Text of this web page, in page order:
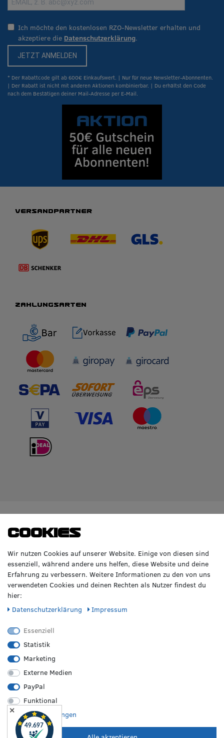
Ich möchte den kostenlosen RZO-Newsletter erhalten und
akzeptiere die Datenschutzerklärung.
JETZT ANMELDEN
* Der Rabattcode gilt ab 600€ Einkaufswert. | Nur für neue Newsletter-Abonnenten.
| Der Rabatt ist nicht mit anderen Aktionen kombinierbar. | Du erhältst den Code
nach dem Bestätigen deiner Mail-Adresse per E-Mail.
VERSANDPARTNER
ZAHLUNGSARTEN
GERNE!
Heinrich-Hasemeier-Straße 36
49076 Osnabrück
Telefon: 0541 / 800 085 06
WhatsApp: 0541 / 800 085 06
Fax: 0541 / 40 99 084
BMW
Mercedes Benz
AMG
Audi
Sonstige Marken
REIFEN &
Sommerreifen
Winterreifen
Allwetterreifen
Originale Räder
Bestpreisgarantie
Leistungen vor Ort
Versand
Cookies
Wir nutzen Cookies auf unserer Website. Einige von diesen sind
essenziell, während andere uns helfen, diese Website und deine
Erfahrung zu verbessern. Weitere Informationen zu den von uns
verwendeten Cookies und deinen Rechten als Nutzer findest du
hier:
Daten­schutz­erklärung
Impressum
Essenziell
Statistik
Marketing
Externe Medien
PayPal
Funktional
Weitere Einstellungen
✕